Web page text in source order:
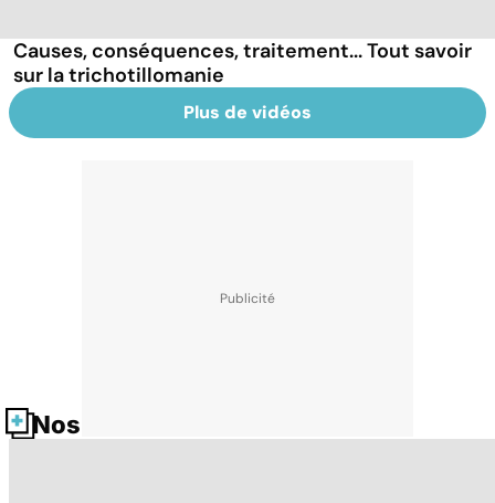
Causes, conséquences, traitement... Tout savoir
sur la trichotillomanie
Plus de vidéos
Nos fiches santé